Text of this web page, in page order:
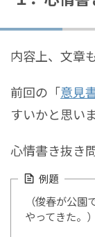
内容上、文章
前回の「意見
すいかと思い
心情書き抜き
例題
（俊春が公
やってきた。）